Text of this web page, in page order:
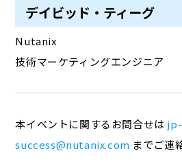
デイビッド・ティーグ
Nutanix
技術マーケティングエンジニア
本イベントに関するお問合せは jp-
success@nutanix.com までご連